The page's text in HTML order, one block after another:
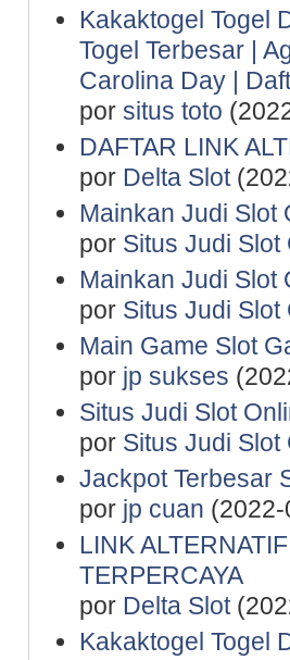
Kakaktogel Togel
Togel Terbesar |
Carolina Day |
por situs toto
DAFTAR LINK
por Delta Slot
Mainkan Judi Slot
por Situs Judi
Mainkan Judi Slot
por Situs Judi
Main Game Slot
por jp sukses
Situs Judi Slot
por Situs Judi
Jackpot Terbesar
por jp cuan
LINK
TERPERCAYA
por Delta Slot
Kakaktogel Togel